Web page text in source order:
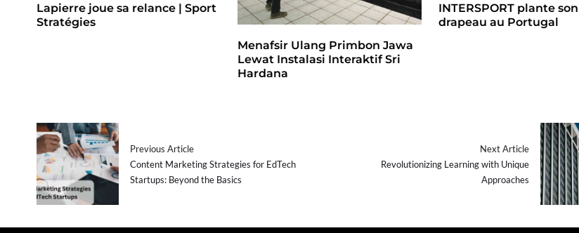
Lapierre joue sa relance | Sport
Stratégies
Menafsir Ulang Primbon Jawa
Lewat Instalasi Interaktif Sri
Hardana
INTERSPORT plante son
drapeau au Portugal
Previous Article
Content Marketing Strategies for EdTech
Startups: Beyond the Basics
Next Article
Revolutionizing Learning with Unique
Approaches